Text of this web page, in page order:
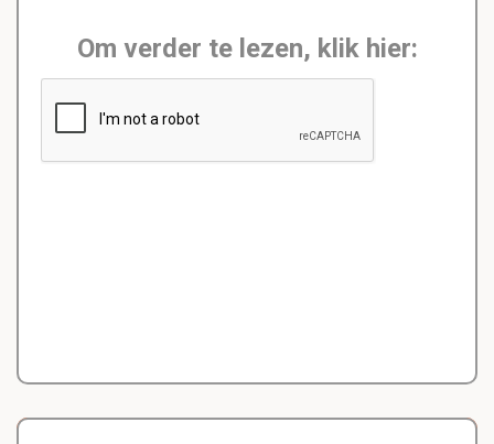
Om verder te lezen, klik hier: